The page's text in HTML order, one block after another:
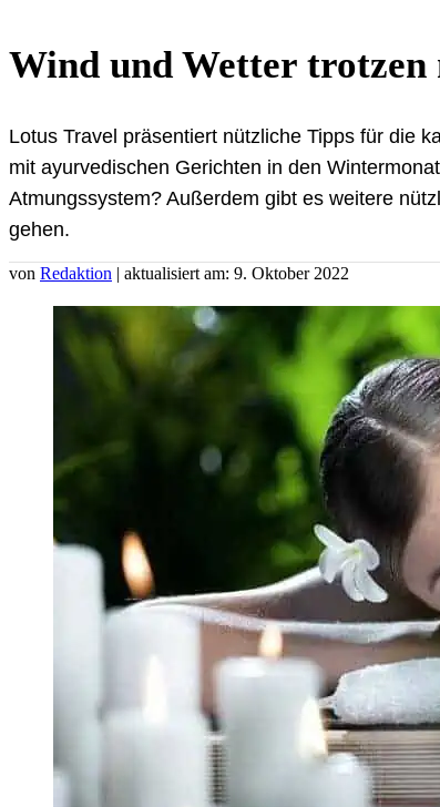
Wind und Wetter trotzen
Lotus Travel präsentiert nützliche Tipps für die
mit ayurvedischen Gerichten in den
Atmungssystem? Außerdem gibt es weitere
gehen.
von Redaktion | aktualisiert am: 9. Oktober 2022